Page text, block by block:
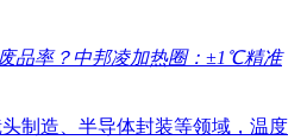
品率？中邦凌加热圈：±1℃精准
制造、半导体封装等领域，温度